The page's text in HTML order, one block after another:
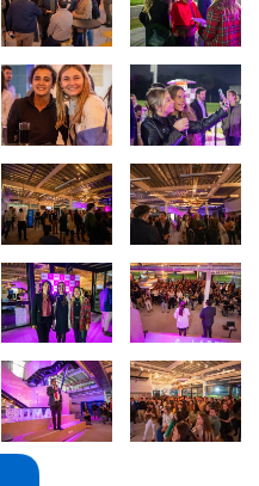
Imagen Imagen
Imagen Imagen
Imagen Imagen
Imagen Imagen